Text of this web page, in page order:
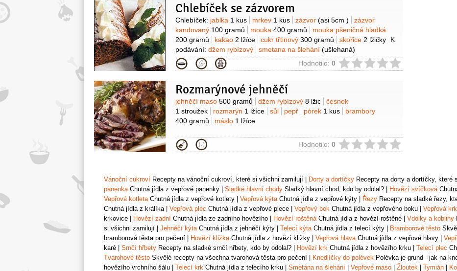
Chlebíček se zázvorem
Suroviny
Chlebíček: jablka 1 kus mrkev 1 kus zázvor (asi 5cm )
zázvor
kandovaný 100 gramů mouka 400 gramů
mouka pšeničná hladká
200 gramů
kakao 2 lžíce cukr třtinový 300 gramů skořice 2 lžičky
K
podávání: džem rybízový smetana na šlehání (ušlehaná)
Kategorie Hodnotilo: 0
Rozmarýnové jehněčí
Suroviny
jehněčí maso 500 gramů džem rybízový 8 lžic
česnek
1 stroužek
rozmarýn 1 lžíce sůl pepř pórek 1 kus
brambory
400 gramů
máslo 1 lžíce
Kategorie Hodnotilo: 0
Vánoční cukroví Recepty na vánoční cukroví, které si všichni zamilují Dorty a dortíčky Recepty na dorty a dortíčky, které
panenka Chutná jídla z vepřové panenky Sladké hlavní chody Sladký hlavní chod, kdo by odolal? Hovězí svíčková
Vepřová kotleta Chutná jídla z vepřové kotlety Vepřová kýta Chutná jídla z vepřové kýty Řezy Recepty na sladké řezy,
Chutná jídla z králíka
Vepřová plec Chutná jídla z vepřové plece Vepřový bok Chutná jídla z vepřového boku Vepřová
krkovice
Hovězí zadní Chutná jídla ze zadního hovězího Hovězí roštěná Chutná jídla z hovězí roštěné Vdolky a koblihy
si všichni zamilují
Jehněčí kýta Chutná jídla z jehněčí kýty Telecí kýta Chutná jídla z telecí kýty Bramborové těsto
bramborová těsta pro pečení
Hovězí kližka Chutná jídla z hovězí kližky Vepřová hlava Chutná jídla z vepřové hlavy
karé
Srnčí hřbety Recepty na sladké srnčí hřbety, kdo by odolal? Hovězí krk Chutná jídla z hovězího krku Telecí plec
Tvarohové těsto Skvělé recepty na všechna tvarohová těsta pro pečení Knedlíčky do polévek Polévka je grund - jak na
hovězího vrchního šálu
Telecí krk Chutná jídla z telecího krku Smetana na šlehání Vepřové maso Žloutek Tymián